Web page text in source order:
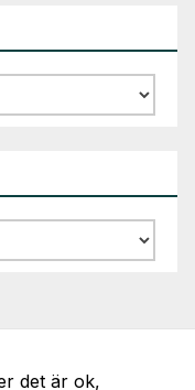
det är ok,